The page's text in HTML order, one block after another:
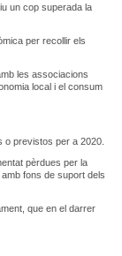
un cop superada la
per recollir els
les associacions
local i el consum
previstos per a 2020.
pèrdues per la
fons de suport dels
que en el darrer